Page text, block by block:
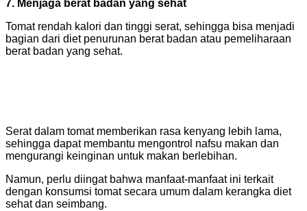
7. Menjaga berat badan yang sehat
Tomat rendah kalori dan tinggi serat, sehingga bisa menjadi
bagian dari diet penurunan berat badan atau pemeliharaan
berat badan yang sehat.
Serat dalam tomat memberikan rasa kenyang lebih lama,
sehingga dapat membantu mengontrol nafsu makan dan
mengurangi keinginan untuk makan berlebihan.
Namun, perlu diingat bahwa manfaat-manfaat ini terkait
dengan konsumsi tomat secara umum dalam kerangka diet
sehat dan seimbang.